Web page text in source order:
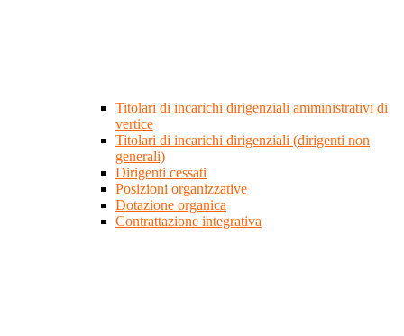
Titolari di incarichi dirigenziali amministrativi di
vertice
Titolari di incarichi dirigenziali (dirigenti non
generali)
Dirigenti cessati
Posizioni organizzative
Dotazione organica
Contrattazione integrativa